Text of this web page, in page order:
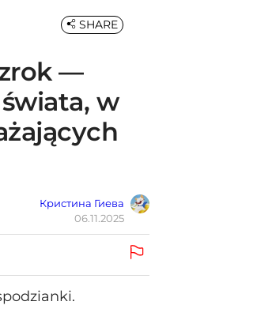
—
w
Кристина Гиева
06.11.2025
SHARE